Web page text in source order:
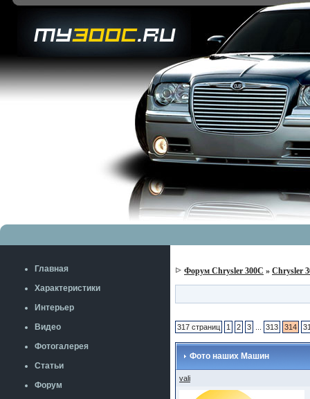
Главная
Характеристики
Интерьер
Видео
Фотогалерея
Статьи
Форум
Форум Chrysler 300C » Chrysler
317 страниц 1 2 3 313 314
Фото наших Машин
vali